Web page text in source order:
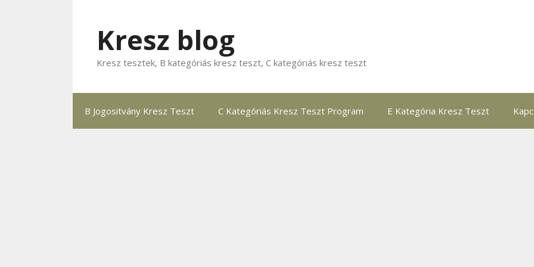
Kresz blog
Kresz tesztek, B kategóriás kresz teszt, C kategóriás kresz teszt
B Jogositvány Kresz Teszt C Kategóriás Kresz Teszt Program E Kategória Kresz Teszt